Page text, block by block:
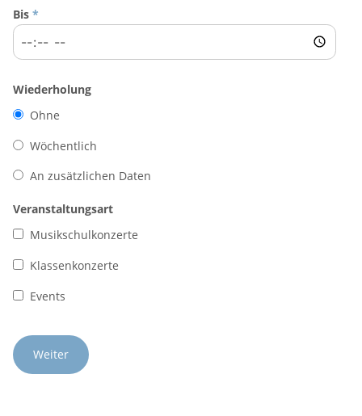
Bis *
Wiederholung
Ohne
Wöchentlich
An zusätzlichen Daten
Veranstaltungsart
Musikschulkonzerte
Klassenkonzerte
Events